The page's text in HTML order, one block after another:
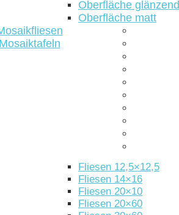
Oberfläche glänzend
Oberfläche matt
Fliesen 12,5×12,5
Fliesen 14×16
Fliesen 20×10
Fliesen 20×60